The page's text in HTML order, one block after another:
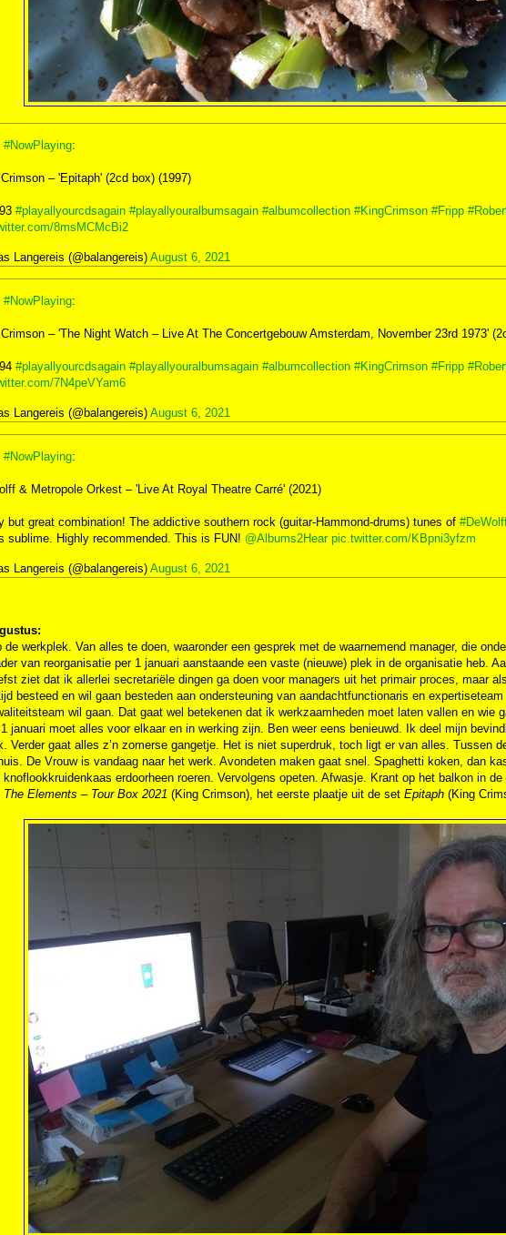
#NowPlaying:
– 'Epitaph' (2cd box) (1997)
#playallyourcdsagain #playallyouralbumsagain #albumcollection #KingCrimson #Fripp
8msMCMcBi2
Langereis (@balangereis) August 6, 2021
#NowPlaying:
– 'The Night Watch – Live At The Concertgebouw Amsterdam, November 23rd 1973'
#playallyourcdsagain #playallyouralbumsagain #albumcollection #KingCrimson #Fripp
7N4peVYam6
Langereis (@balangereis) August 6, 2021
#NowPlaying:
& Metropole Orkest – 'Live At Royal Theatre Carré' (2021)
but great combination! The addictive southern rock (guitar-Hammond-drums) tunes of
sublime. Highly recommended. This is FUN! @Albums2Hear pic.twitter.com/KBpni3yfzm
Langereis (@balangereis) August 6, 2021
de werkplek. Van alles te doen, waaronder een gesprek met de waarnemend manager, die
van reorganisatie per 1 januari aanstaande een vaste (nieuwe) plek in de organisatie heb.
ziet dat ik allerlei secretariële dingen ga doen voor managers uit het primair proces, maar
besteed en wil gaan besteden aan ondersteuning van aandachtfunctionaris en
wil gaan. Dat gaat wel betekenen dat ik werkzaamheden moet laten vallen en wie
januari moet alles voor elkaar en in werking zijn. Ben weer eens benieuwd. Ik deel mijn
Verder gaat alles z’n zomerse gangetje. Het is niet superdruk, toch ligt er van alles. Tussen
De Vrouw is vandaag naar het werk. Avondeten maken gaat snel. Spaghetti koken, dan
erdoorheen roeren. Vervolgens opeten. Afwasje. Krant op het balkon in
The Elements – Tour Box 2021 (King Crimson), het eerste plaatje uit de set Epitaph (King